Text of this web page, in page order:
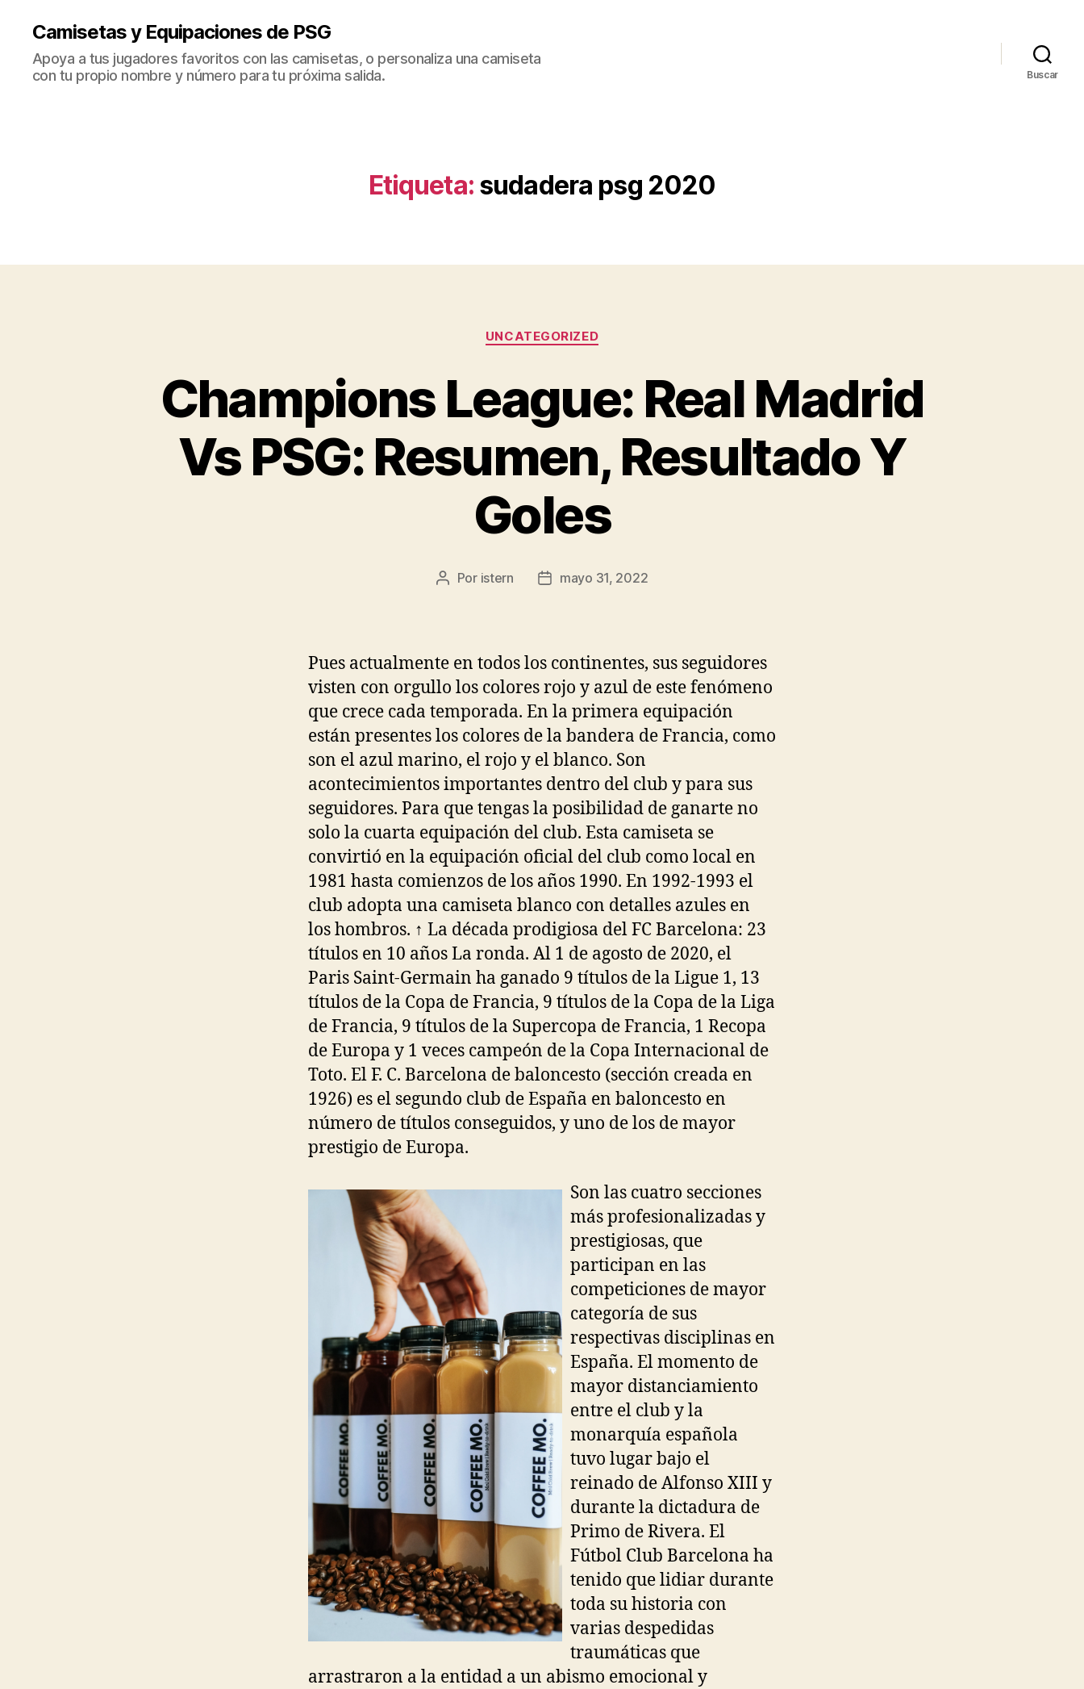
Camisetas y Equipaciones de PSG
Apoya a tus jugadores favoritos con las camisetas, o personaliza una camiseta
con tu propio nombre y número para tu próxima salida.
Buscar
Etiqueta: sudadera psg 2020
Categorías
UNCATEGORIZED
Champions League: Real Madrid
Vs PSG: Resumen, Resultado Y
Goles
Autor
Por istern
Fechamayo 31, 2022
Pues actualmente en todos los continentes, sus seguidores
visten con orgullo los colores rojo y azul de este fenómeno
que crece cada temporada. En la primera equipación
están presentes los colores de la bandera de Francia, como
son el azul marino, el rojo y el blanco. Son
acontecimientos importantes dentro del club y para sus
seguidores. Para que tengas la posibilidad de ganarte no
solo la cuarta equipación del club. Esta camiseta se
convirtió en la equipación oficial del club como local en
1981 hasta comienzos de los años 1990. En 1992-1993 el
club adopta una camiseta blanco con detalles azules en
los hombros. ↑ La década prodigiosa del FC Barcelona: 23
títulos en 10 años La ronda. Al 1 de agosto de 2020, el
Paris Saint-Germain ha ganado 9 títulos de la Ligue 1, 13
títulos de la Copa de Francia, 9 títulos de la Copa de la Liga
de Francia, 9 títulos de la Supercopa de Francia, 1 Recopa
de Europa y 1 veces campeón de la Copa Internacional de
Toto. El F. C. Barcelona de baloncesto (sección creada en
1926) es el segundo club de España en baloncesto en
número de títulos conseguidos, y uno de los de mayor
prestigio de Europa.
Son las cuatro secciones
más profesionalizadas y
prestigiosas, que
participan en las
competiciones de mayor
categoría de sus
respectivas disciplinas en
España. El momento de
mayor distanciamiento
entre el club y la
monarquía española
tuvo lugar bajo el
reinado de Alfonso XIII y
durante la dictadura de
Primo de Rivera. El
Fútbol Club Barcelona ha
tenido que lidiar durante
toda su historia con
varias despedidas
traumáticas que
arrastraron a la entidad a un abismo emocional y